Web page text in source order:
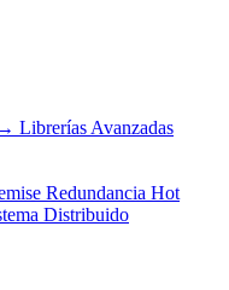
→ Librerías Avanzadas
Redundancia Hot
Distribuido